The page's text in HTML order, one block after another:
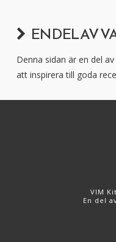
EN DEL AV
Denna sidan är en del av
att inspirera till goda
VIM
En del